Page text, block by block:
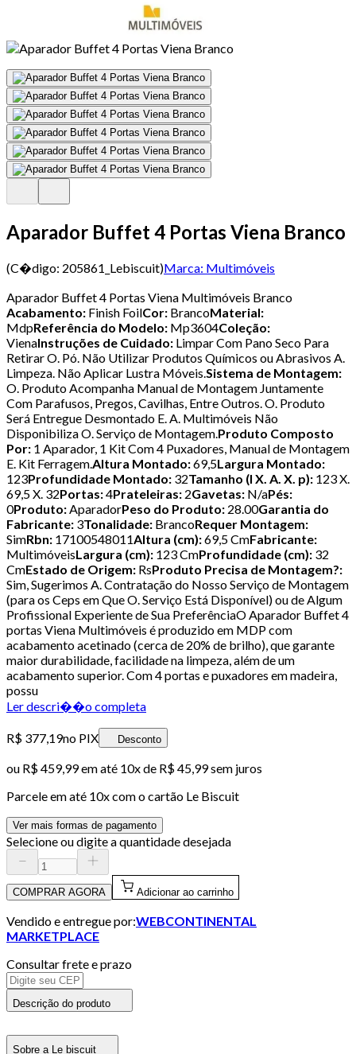
Aparador Buffet 4 Portas Viena Branco
(C�digo: 205861_Lebiscuit)Marca: Multimóveis
Aparador Buffet 4 Portas Viena Multimóveis Branco
Acabamento: Finish FoilCor: BrancoMaterial:
MdpReferência do Modelo: Mp3604Coleção:
VienaInstruções de Cuidado: Limpar Com Pano Seco Para
Retirar O. Pó. Não Utilizar Produtos Químicos ou Abrasivos A.
Limpeza. Não Aplicar Lustra Móveis.Sistema de Montagem:
O. Produto Acompanha Manual de Montagem Juntamente
Com Parafusos, Pregos, Cavilhas, Entre Outros. O. Produto
Será Entregue Desmontado E. A. Multimóveis Não
Disponibiliza O. Serviço de Montagem.Produto Composto
Por: 1 Aparador, 1 Kit Com 4 Puxadores, Manual de Montagem
E. Kit Ferragem.Altura Montado:69,5Largura Montado:
123Profundidade Montado: 32Tamanho (l X. A. X. p): 123 X.
69,5 X. 32Portas:4Prateleiras: 2Gavetas: N/aPés:
0Produto:AparadorPeso do Produto: 28.00Garantia do
Fabricante: 3Tonalidade: BrancoRequer Montagem:
SimRbn: 17100548011Altura (cm):69,5 CmFabricante:
MultimóveisLargura (cm): 123 CmProfundidade (cm): 32
CmEstado de Origem: RsProduto Precisa de Montagem?:
Sim, Sugerimos A. Contratação do Nosso Serviço de Montagem
(para os Ceps em Que O. Serviço Está Disponível) ou de Algum
Profissional Experiente de Sua PreferênciaO Aparador Buffet 4
portas Viena Multimóveis é produzido em MDP com
acabamento acetinado (cerca de 20% de brilho), que garante
maior durabilidade, facilidade na limpeza, além de um
acabamento superior. Com 4 portas e puxadores em madeira,
possu
Ler descri��o completa
R$ 377,19no PIX Desconto
ou R$ 459,99em até 10x de R$ 45,99 sem juros
Parcele em até 10x com o cartão Le Biscuit
Ver mais formas de pagamento
Selecione ou digite a quantidade desejada
COMPRAR AGORA Adicionar ao carrinho
Vendido e entregue por:WEBCONTINENTAL
MARKETPLACE
Consultar frete e prazo
Descrição do produto
Sobre a Le biscuit